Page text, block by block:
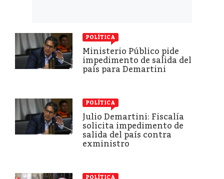
POLÍTICA
Ministerio Público pide
impedimento de salida del
país para Demartini
POLÍTICA
Julio Demartini: Fiscalía
solicita impedimento de
salida del país contra
exministro
POLÍTICA